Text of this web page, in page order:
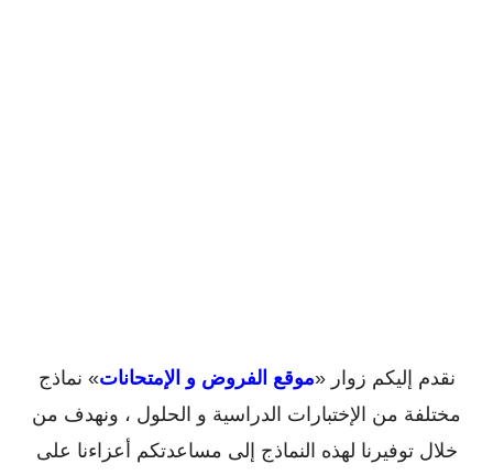
نقدم إليكم زوار «موقع الفروض و الإمتحانات» نماذج
مختلفة من الإختبارات الدراسية و الحلول ، ونهدف من
خلال توفيرنا لهذه النماذج إلى مساعدتكم أعزاءنا على